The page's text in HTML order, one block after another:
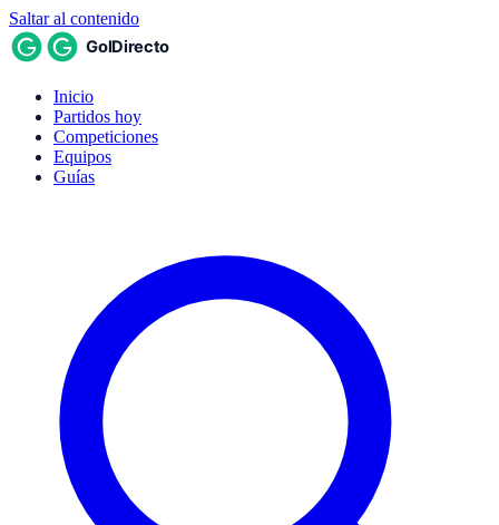
Saltar al contenido
Inicio
Partidos hoy
Competiciones
Equipos
Guías